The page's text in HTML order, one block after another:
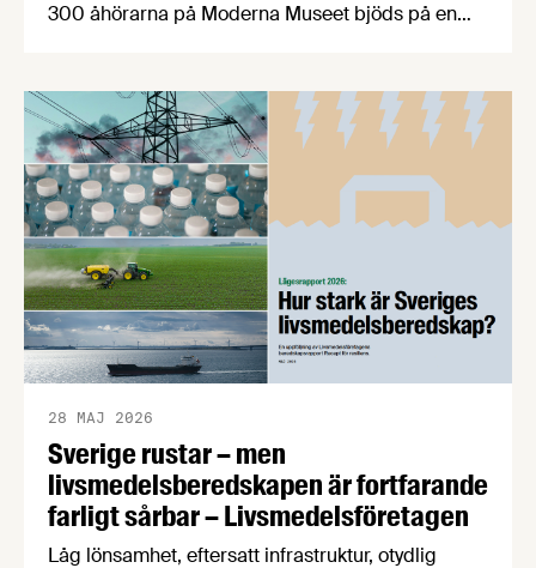
300 åhörarna på Moderna Museet bjöds på en
med Edward Blom, panelsamtal om
Matpriskommissionen, Årets Livsmedelsexportör,
världens bästa fika och mycket, mycket mer. Här
sammanfattar vi dagen med bilder och en kort
video. Det övergripande temat …
Sverige rustar – men
livsmedelsberedskapen är fortfarande
farligt sårbar – Livsmedelsföretagen
28 MAJ 2026
Låg lönsamhet, eftersatt infrastruktur, otydlig